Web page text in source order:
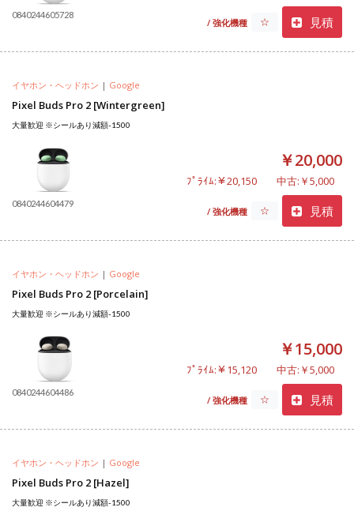
0840244605728
/ 強化機種 ☆ 見積
イヤホン・ヘッドホン | Google
Pixel Buds Pro 2 [Wintergreen]
大量歓迎 ※シールあり減額-1500
0840244604479
￥20,000
ﾌﾟﾗｲﾑ:￥20,150 中古:￥5,000
/ 強化機種 ☆ 見積
イヤホン・ヘッドホン | Google
Pixel Buds Pro 2 [Porcelain]
大量歓迎 ※シールあり減額-1500
0840244604486
￥15,000
ﾌﾟﾗｲﾑ:￥15,120 中古:￥5,000
/ 強化機種 ☆ 見積
イヤホン・ヘッドホン | Google
Pixel Buds Pro 2 [Hazel]
大量歓迎 ※シールあり減額-1500